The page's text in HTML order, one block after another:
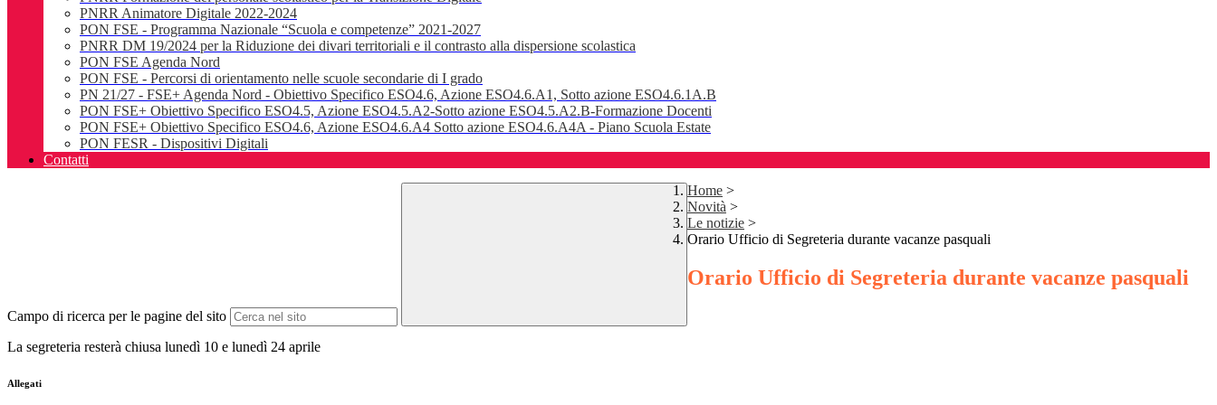
PNRR Animatore Digitale 2022-2024
PON FSE - Programma Nazionale “Scuola e competenze” 2021-2027
PNRR DM 19/2024 per la Riduzione dei divari territoriali e il contrasto alla dispersione scolastica
PON FSE Agenda Nord
PON FSE - Percorsi di orientamento nelle scuole secondarie di I grado
PN 21/27 - FSE+ Agenda Nord - Obiettivo Specifico ESO4.6, Azione ESO4.6.A1, Sotto azione ESO4.6.1A.B
PON FSE+ Obiettivo Specifico ESO4.5, Azione ESO4.5.A2-Sotto azione ESO4.5.A2.B-Formazione Docenti
PON FSE+ Obiettivo Specifico ESO4.6, Azione ESO4.6.A4 Sotto azione ESO4.6.A4A - Piano Scuola Estate
PON FESR - Dispositivi Digitali
Contatti
Campo di ricerca per le pagine del sito
Home >
Novità >
Le notizie >
Orario Ufficio di Segreteria durante vacanze pasquali
Orario Ufficio di Segreteria durante vacanze pasquali
La segreteria resterà chiusa lunedì 10 e lunedì 24 aprile
Allegati